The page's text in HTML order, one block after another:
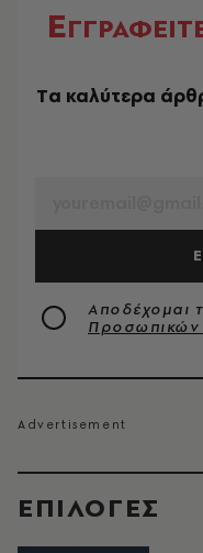
EΠΙΛΟΓΈΣ
Ε
Tα καλύτερα
Αποδέχομαι
Προσωπικών